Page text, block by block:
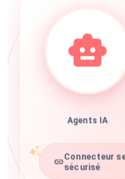
Agents IA
Connecteur
sécurisé